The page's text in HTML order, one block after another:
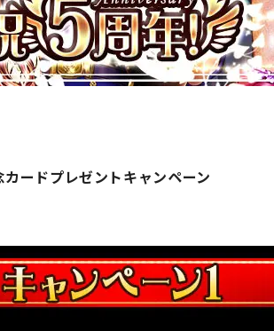
ードプレゼントキャンペーン